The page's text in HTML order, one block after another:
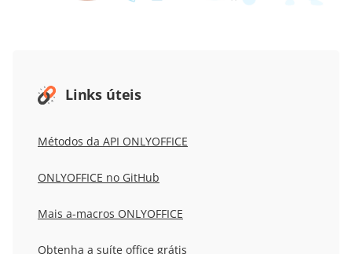
Links úteis
Métodos da API ONLYOFFICE
ONLYOFFICE no GitHub
Mais a-macros ONLYOFFICE
Obtenha a suíte office grátis